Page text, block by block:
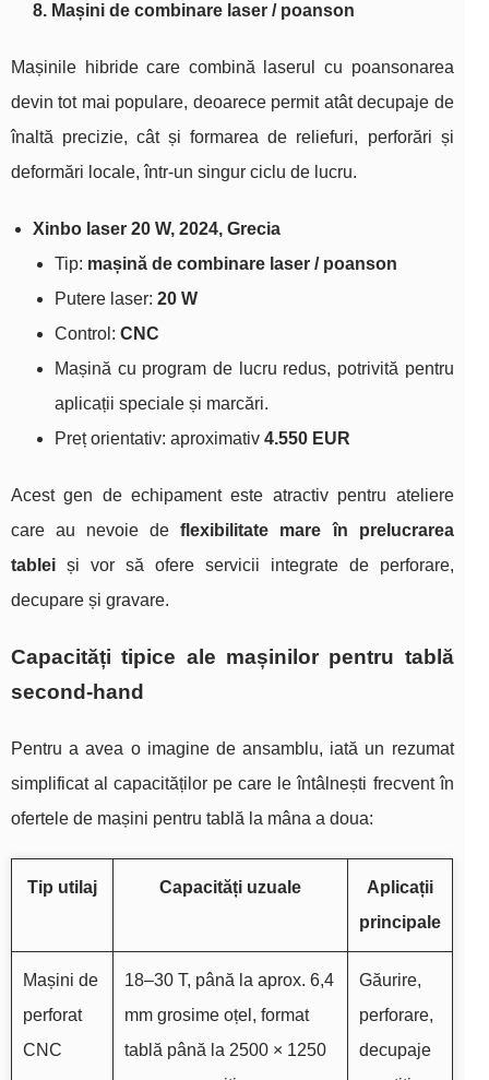
8. Mașini de combinare laser / poanson
Mașinile hibride care combină laserul cu poansonarea
devin tot mai populare, deoarece permit atât decupaje de
înaltă precizie, cât și formarea de reliefuri, perforări și
deformări locale, într‑un singur ciclu de lucru.
Xinbo laser 20 W, 2024, Grecia
Tip: mașină de combinare laser / poanson
Putere laser: 20 W
Control: CNC
Mașină cu program de lucru redus, potrivită pentru
aplicații speciale și marcări.
Preț orientativ: aproximativ 4.550 EUR
Acest gen de echipament este atractiv pentru ateliere
care au nevoie deflexibilitate mare în prelucrarea
tablei și vor să ofere servicii integrate de perforare,
decupare și gravare.
Capacități tipice ale mașinilor pentru tablă
second‑hand
Pentru a avea o imagine de ansamblu, iată un rezumat
simplificat al capacităților pe care le întâlnești frecvent în
ofertele de mașini pentru tablă la mâna a doua:
Tip utilaj Capacități uzuale
Aplicații
principale
Mașini de
perforat
CNC
18–30 T, până la aprox. 6,4
mm grosime oțel, format
tablă până la 2500 × 1250
Găurire,
perforare,
decupaje